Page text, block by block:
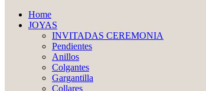
Home
JOYAS
INVITADAS CEREMONIA
Pendientes
Anillos
Colgantes
Gargantilla
Collares